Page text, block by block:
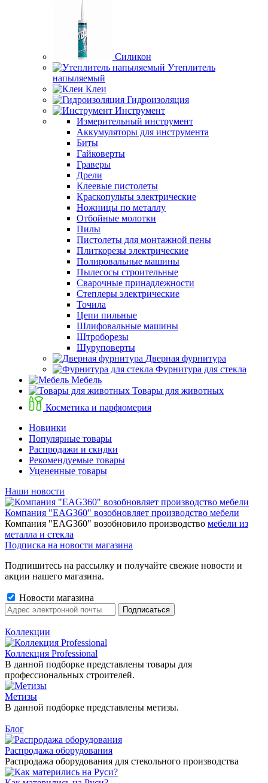
Силикон
Утеплитель
напыляемый
Клеи
Гидроизоляция
Инструмент
Измерительный инструмент
Аккумуляторы для инструмента
Биты
Гайковерты
Граверы
Дрели
Клеевые пистолеты
Краскопульты электрические
Ножницы по металлу
Отбойные молотки
Пилы
Пистолеты для монтажной пены
Плиткорезы электрические
Полировальные машины
Пылесосы строительные
Сварочные принадлежности
Степлеры электрические
Точила
Цепи пильные
Шлифовальные машины
Штроборезы
Шуруповерты
Дверная фурнитура
Фурнитура для стекла
Мебель
Товары для животных
Косметика и парфюмерия
Новинки
Популярные товары
Распродажи и скидки
Рекомендуемые товары
Уцененные товары
Наши новости
Компания "EAG360" возобновляет производство мебели
Компания "EAG360" возобновило производство мебели из
металла и стекла
Подписка на новости магазина
Подпишитесь на рассылку и получайте свежие новости и
акции нашего магазина.
Новости магазина
Коллекции
Коллекция Professional
В данной подборке представлены товары для
профессиональных строителей.
Метизы
В данной подборке представлены метизы.
Блог
Распродажа оборудования
Распродажа оборудования для стекольного производства